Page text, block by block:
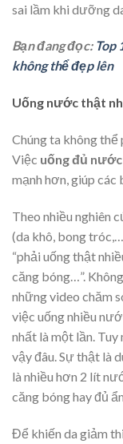
sai lầm khi dưỡng
Bạn đang đọc: Top
không thể đẹp lên
Uống nước thật
Chúng ta không
Việc uốngđủ nước
mạnh hơn, giúp
Theo nhiều nghiên
(da khô, bong
“phải uống thật
căng bóng…”.
những video chăm
việc uống nhiều
nhất là một lần. Tuy
vậy đâu. Sự thật là
là nhiều hơn 2 lít
căng bóng hay đủ
Để khiến da giảm